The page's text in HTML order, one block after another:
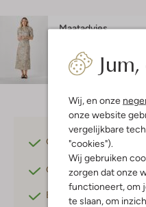
Wij, en onze
onze website
vergelijkbare
"cookies").
Wij gebruiken
zorgen dat onze
functioneert, om
te slaan, om
Maatadvies
Gratis verzending
Gratis retourneren
Betaal achteraf met